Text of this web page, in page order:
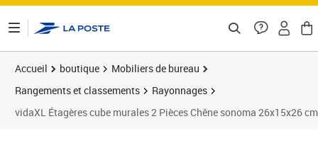
Accueil boutique
Mobiliers de bureau
Rangements et classements
Rayonnages
vidaXL Étagères cube murales 2 Pièces Chêne sonoma 26x15x26 cm